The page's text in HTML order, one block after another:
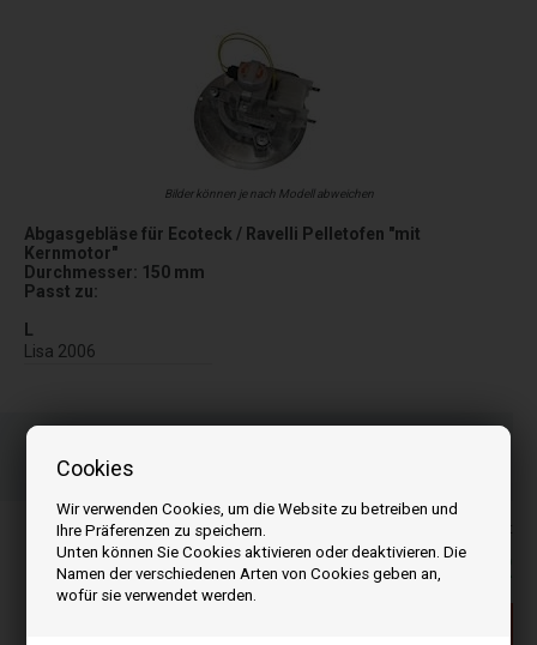
Cookies
Wir verwenden Cookies, um die Website zu betreiben und
Ihre Präferenzen zu speichern.
Unten können Sie Cookies aktivieren oder deaktivieren. Die
Namen der verschiedenen Arten von Cookies geben an,
wofür sie verwendet werden.
Bilder können je nach Modell abweichen
Abgasgebläse für Ecoteck / Ravelli Pelletofen "mit
Kernmotor"
Durchmesser: 150 mm
Passt zu:
L
Lisa 2006
Ihre Bestellung wird versendet mandag
Alle Preise inkl. MwSt
180,00EUR